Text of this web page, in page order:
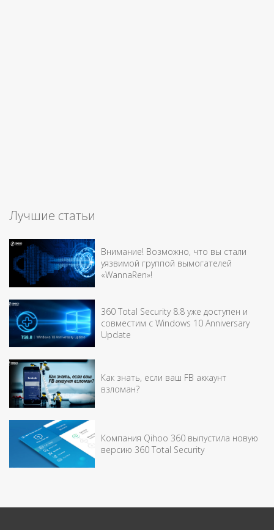
Лучшие статьи
Внимание! Возможно, что вы стали
уязвимой группой вымогателей
«WannaRen»!
360 Total Security 8.8 уже доступен и
совместим с Windows 10 Anniversary
Update
Как знать, если ваш FB аккаунт
взломан?
Компания Qihoo 360 выпустила новую
версию 360 Total Security